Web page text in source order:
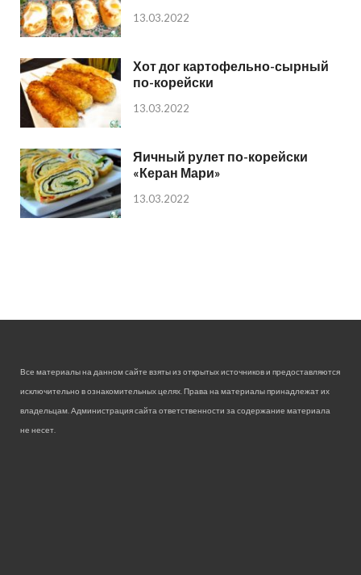
13.03.2022
Хот дог картофельно-сырный
по-корейски
13.03.2022
Яичный рулет по-корейски
«Керан Мари»
13.03.2022
Все материалы на данном сайте взяты из открытых источников и предоставляются
исключительно в ознакомительных целях. Права на материалы принадлежат их
владельцам. Администрация сайта ответственности за содержание материала
не несет.